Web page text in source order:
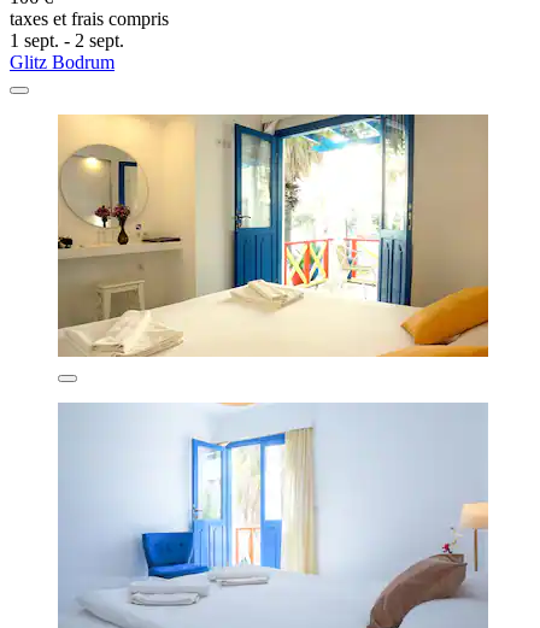
taxes et frais compris
1 sept. - 2 sept.
Glitz Bodrum